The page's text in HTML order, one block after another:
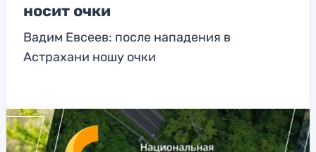
носит очки
Вадим Евсеев: после нападения в
Астрахани ношу очки